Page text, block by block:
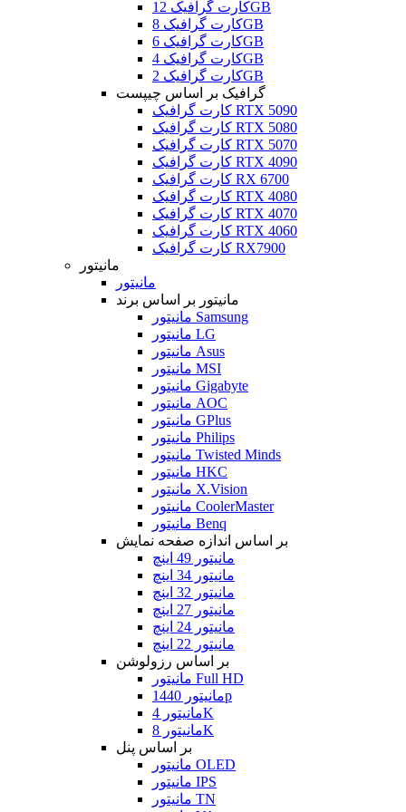
کارت گرافیک 12GB
کارت گرافیک 8GB
کارت گرافیک 6GB
کارت گرافیک 4GB
کارت گرافیک 2GB
گرافیک بر اساس چیپست
کارت گرافیک RTX 5090
کارت گرافیک RTX 5080
کارت گرافیک RTX 5070
کارت گرافیک RTX 4090
کارت گرافیک RX 6700
کارت گرافیک RTX 4080
کارت گرافیک RTX 4070
کارت گرافیک RTX 4060
کارت گرافیک RX7900
مانیتور
مانیتور
مانیتور بر اساس برند
مانیتور Samsung
مانیتور LG
مانیتور Asus
مانیتور MSI
مانیتور Gigabyte
مانیتور AOC
مانیتور GPlus
مانیتور Philips
مانیتور Twisted Minds
مانیتور HKC
مانیتور X.Vision
مانیتور CoolerMaster
مانیتور Benq
بر اساس اندازه صفحه نمایش
مانیتور 49 اینچ
مانیتور 34 اینچ
مانیتور 32 اینچ
مانیتور 27 اینچ
مانیتور 24 اینچ
مانیتور 22 اینچ
بر اساس رزولوشن
مانیتور Full HD
مانیتور 1440p
مانیتور 4K
مانیتور 8K
بر اساس پنل
مانیتور OLED
مانیتور IPS
مانیتور TN